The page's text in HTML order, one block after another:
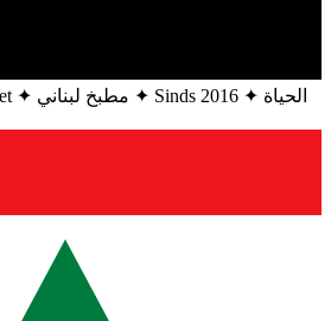
✦ ✦ Sinds 2016 ✦ الحياة